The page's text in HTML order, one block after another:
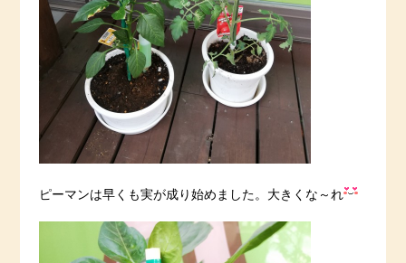
ピーマンは早くも実が成り始めました。大きくな～れ